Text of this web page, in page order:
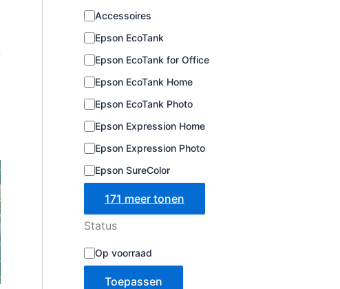
Accessoires
Epson EcoTank
Epson EcoTank for Office
Epson EcoTank Home
Epson EcoTank Photo
Epson Expression Home
Epson Expression Photo
Epson SureColor
171 meer tonen
Status
B
e
Op voorraad
Toepassen